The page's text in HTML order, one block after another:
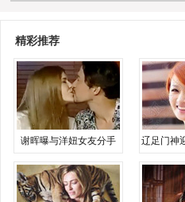
精彩推荐
谢晖曝与洋妞女友分手 辽足门神